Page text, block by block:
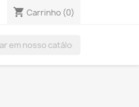
shopping_cart Carrinho (0)